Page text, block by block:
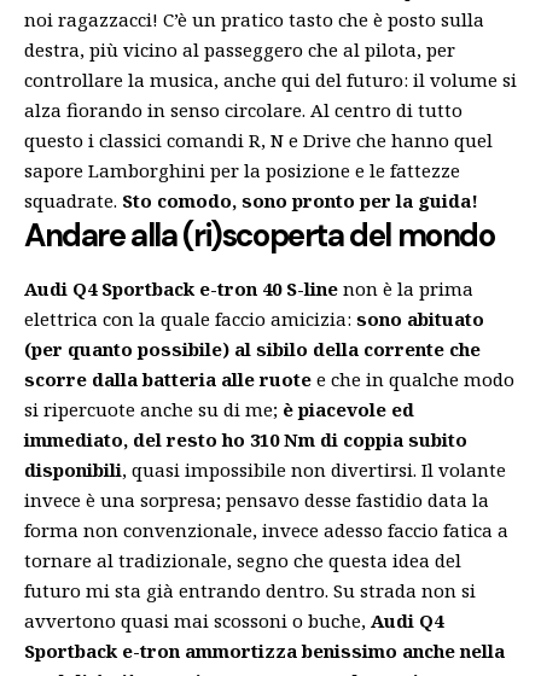
noi ragazzacci! C’è un pratico tasto che è posto sulla
destra, più vicino al passeggero che al pilota, per
controllare la musica, anche qui del futuro: il volume si
alza fiorando in senso circolare. Al centro di tutto
questo i classici comandi R, N e Drive che hanno quel
sapore Lamborghini per la posizione e le fattezze
squadrate. Sto comodo, sono pronto per la guida!
Andare alla (ri)scoperta del mondo
Audi Q4 Sportback e-tron 40 S-line non è la prima
elettrica con la quale faccio amicizia: sono abituato
(per quanto possibile) al sibilo della corrente che
scorre dalla batteria alle ruote e che in qualche modo
si ripercuote anche su di me; è piacevole ed
immediato, del resto ho 310 Nm di coppia subito
disponibili, quasi impossibile non divertirsi. Il volante
invece è una sorpresa; pensavo desse fastidio data la
forma non convenzionale, invece adesso faccio fatica a
tornare al tradizionale, segno che questa idea del
futuro mi sta già entrando dentro. Su strada non si
avvertono quasi mai scossoni o buche, Audi Q4
Sportback e-tron ammortizza benissimo anche nella